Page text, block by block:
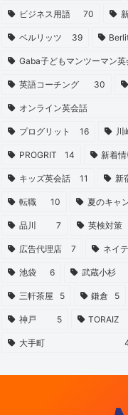
ビジネス用語 70
ベルリッツ 39
Gaba子どもマンツーマン英
英語コーチング 30
オンライン英会話
プログリット 16 川
PROGRIT 14 新着情
キッズ英会話 11 新
転職 10 夏のキャ
品川 7 英検対策
広告代理店 7 ネイ
池袋 6 武蔵小杉
三軒茶屋 5 鎌倉 5
神戸 5 TORAIZ
大手町